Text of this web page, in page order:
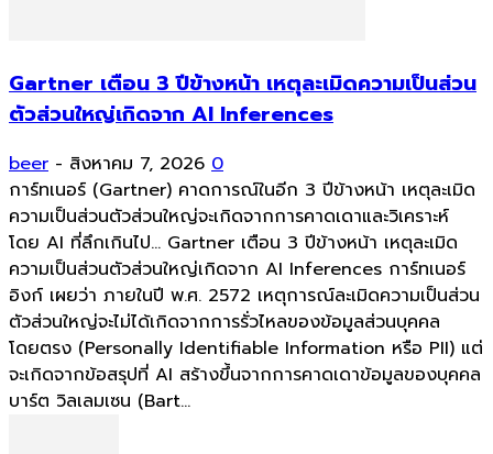
Gartner เตือน 3 ปีข้างหน้า เหตุละเมิดความเป็นส่วน
ตัวส่วนใหญ่เกิดจาก AI Inferences
beer - สิงหาคม 7, 2026 0
การ์ทเนอร์ (Gartner) คาดการณ์ในอีก 3 ปีข้างหน้า เหตุละเมิด
ความเป็นส่วนตัวส่วนใหญ่จะเกิดจากการคาดเดาและวิเคราะห์
โดย AI ที่ลึกเกินไป... Gartner เตือน 3 ปีข้างหน้า เหตุละเมิด
ความเป็นส่วนตัวส่วนใหญ่เกิดจาก AI Inferences การ์ทเนอร์
อิงก์ เผยว่า ภายในปี พ.ศ. 2572 เหตุการณ์ละเมิดความเป็นส่วน
ตัวส่วนใหญ่จะไม่ได้เกิดจากการรั่วไหลของข้อมูลส่วนบุคคล
โดยตรง (Personally Identifiable Information หรือ PII) แต่
จะเกิดจากข้อสรุปที่ AI สร้างขึ้นจากการคาดเดาข้อมูลของบุคคล
บาร์ต วิลเลมเซน (Bart...